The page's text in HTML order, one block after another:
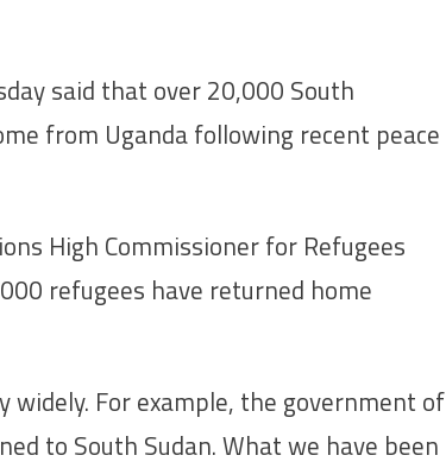
said that over 20,000 South
from Uganda following recent peace
High Commissioner for Refugees
refugees have returned home
For example, the government of
to South Sudan. What we have been